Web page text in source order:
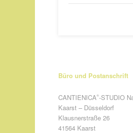
Büro und Postanschrift
CANTIENICA®-STUDIO
Kaarst – Düsseldorf
Klausnerstraße 26
41564 Kaarst